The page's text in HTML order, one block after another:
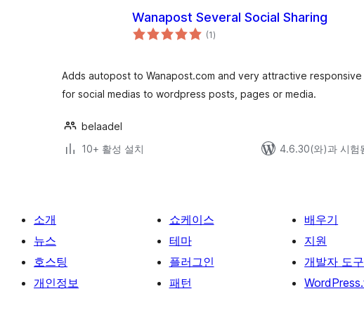
Wanapost Several Social Sharing
(1전
체)
Adds autopost to Wanapost.com and very attractive
for social medias to wordpress posts, pages or media.
belaadel
10+ 활성 설치
4.6.30(와)과 시험
소개
뉴스
호스팅
개인정보
쇼케이스
테마
플러그인
패턴
배우기
지원
개발자 도구